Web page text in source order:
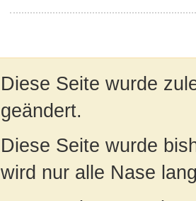
Diese Seite wurde
geändert.
Diese Seite wurde
wird nur alle Nase